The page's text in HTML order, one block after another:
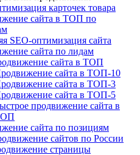
карточек товара
сайта в ТОП по
SEO-оптимизация сайта
сайта по лидам
сайта в ТОП
сайта в ТОП-10
сайта в ТОП-3
сайта в ТОП-5
продвижение сайта в
сайта по позициям
сайтов по России
страницы